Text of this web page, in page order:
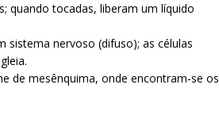
quando tocadas, liberam um líquido
sistema nervoso (difuso); as células
de mesênquima, onde encontram-se os